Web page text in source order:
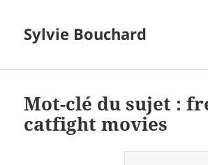
Sylvie Bouchard
Mot-clé du sujet :
catfight movies